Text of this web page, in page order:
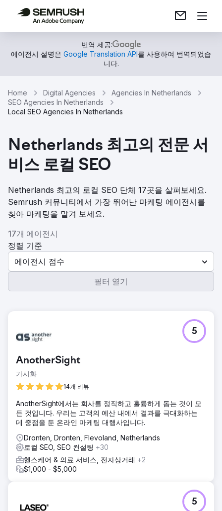
번역 제공:
에이전시 설명은 Google Translation API를 사용하여 번역되었습
니다.
Home Digital Agencies
Agencies In Netherlands
SEO Agencies In Netherlands
Local SEO Agencies In Netherlands
Netherlands 최고의 전문 서
비스 로컬 SEO
Netherlands 최고의 로컬 SEO 단체 17곳을 살펴보세요.
Semrush 커뮤니티에서 가장 뛰어난 마케팅 에이전시를
찾아 마케팅을 맡겨 보세요.
17개 에이전시
정렬 기준
에이전시 점수
필터 열기
AnotherSight
가시화
14개 리뷰
5
AnotherSight에서는 회사를 정직하고 훌륭하게 돕는 것이 모
든 것입니다. 우리는 고객의 예산 내에서 결과를 극대화하는
데 중점을 둔 온라인 마케팅 대행사입니다.
Dronten, Dronten, Flevoland, Netherlands
로컬 SEO, SEO 컨설팅 +30
헬스케어 & 의료 서비스, 전자상거래 +2
$1,000 - $5,000
5